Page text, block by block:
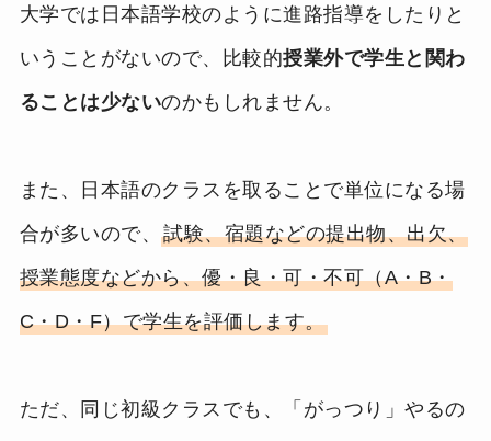
大学では日本語学校のように進路指導をしたりと
いうことがないので、比較的授業外で学生と関わ
ることは少ないのかもしれません。
また、日本語のクラスを取ることで単位になる場
合が多いので、試験、宿題などの提出物、出欠、
授業態度などから、優・良・可・不可（A・B・
C・D・F）で学生を評価します。
ただ、同じ初級クラスでも、「がっつり」やるの